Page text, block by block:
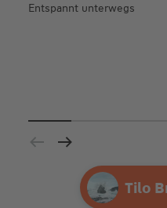
Ihre Tilo
Entspannt unterwegs